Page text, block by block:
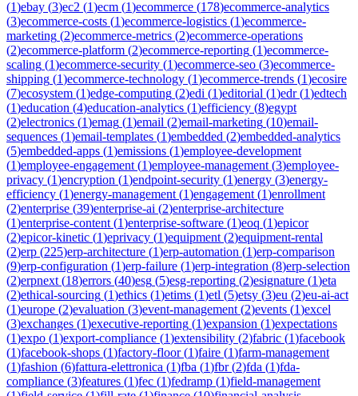
(1)ebay (3)ec2 (1)ecm (1)ecommerce (178)ecommerce-analytics
(3)ecommerce-costs (1)ecommerce-logistics (1)ecommerce-
marketing (2)ecommerce-metrics (2)ecommerce-operations
(2)ecommerce-platform (2)ecommerce-reporting (1)ecommerce-
scaling (1)ecommerce-security (1)ecommerce-seo (3)ecommerce-
shipping (1)ecommerce-technology (1)ecommerce-trends (1)ecosire
(7)ecosystem (1)edge-computing (2)edi (1)editorial (1)edr(1)edtech
(1)education (4)education-analytics (1)efficiency (8)egypt
(2)electronics (1)emag (1)email (2)email-marketing (10)email-
sequences (1)email-templates (1)embedded (2)embedded-analytics
(5)embedded-apps (1)emissions (1)employee-development
(1)employee-engagement (1)employee-management (3)employee-
privacy (1)encryption (1)endpoint-security (1)energy (3)energy-
efficiency (1)energy-management (1)engagement (1)enrollment
(2)enterprise (39)enterprise-ai (2)enterprise-architecture
(1)enterprise-content (1)enterprise-software (1)eoq (1)epicor
(2)epicor-kinetic (1)eprivacy (1)equipment (2)equipment-rental
(2)erp (225)erp-architecture (1)erp-automation (1)erp-comparison
(9)erp-configuration (1)erp-failure (1)erp-integration (8)erp-selection
(2)erpnext (18)errors (40)esg (5)esg-reporting (2)esignature (1)eta
(2)ethical-sourcing (1)ethics (1)etims (1)etl (5)etsy (3)eu (2)eu-ai-act
(1)europe (2)evaluation (3)event-management (2)events (1)excel
(3)exchanges (1)executive-reporting (1)expansion (1)expectations
(1)expo (1)export-compliance (1)extensibility (2)fabric (1)facebook
(1)facebook-shops (1)factory-floor(1)faire (1)farm-management
(1)fashion (6)fattura-elettronica (1)fba (1)fbr(2)fda (1)fda-
compliance (3)features (1)fec (1)fedramp (1)field-management